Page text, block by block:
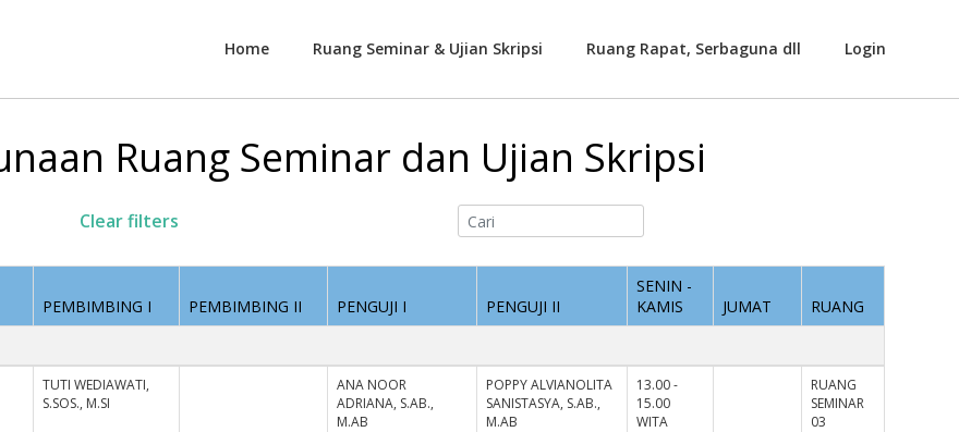
Home Ruang Seminar & Ujian Skripsi Ruang Rapat, Serbaguna dll Login
Ruang Seminar dan Ujian Skripsi
Clear filters
PEMBIMBING I PEMBIMBING II PENGUJI I PENGUJI II
SENIN -
KAMIS
JUMAT
RUANG
TUTI WEDIAWATI,
S.SOS., M.SI
ANA NOOR
ADRIANA, S.AB.,
M.AB
POPPY ALVIANOLITA
SANISTASYA, S.AB.,
M.AB
13.00 -
15.00
WITA
RUANG
SEMINAR
03